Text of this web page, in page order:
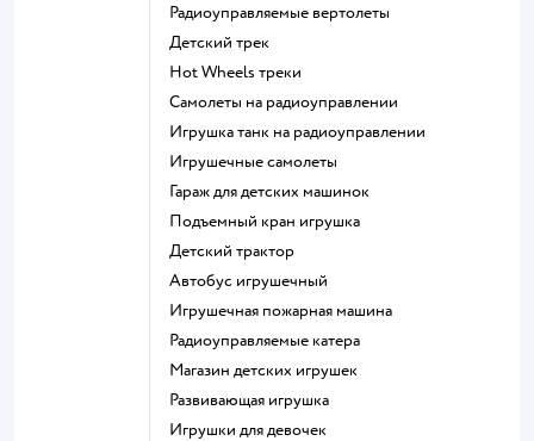
Радиоуправляемые вертолеты
Детский трек
Hot Wheels треки
Самолеты на радиоуправлении
Игрушка танк на радиоуправлении
Игрушечные самолеты
Гараж для детских машинок
Подъемный кран игрушка
Детский трактор
Автобус игрушечный
Игрушечная пожарная машина
Радиоуправляемые катера
Магазин детских игрушек
Развивающая игрушка
Игрушки для девочек